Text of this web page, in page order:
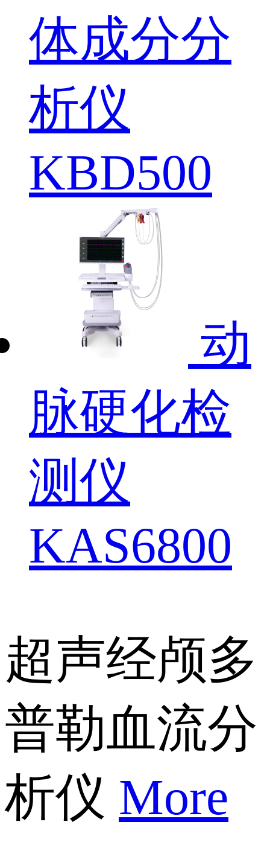
体成分分
析仪
KBD500
动
脉硬化检
测仪
KAS6800
超声经颅多
普勒血流分
析仪 More